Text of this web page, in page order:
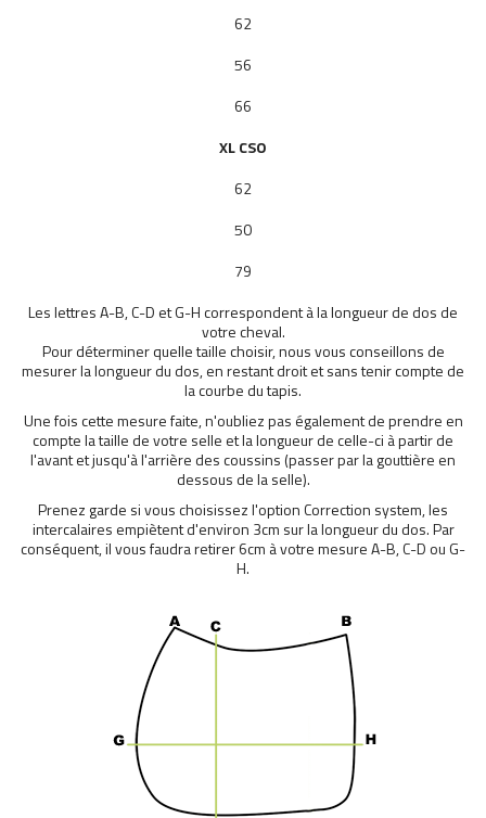
62
56
66
XLCSO
62
50
79
Les lettres A-B, C-D et G-H correspondent à la longueur de dos de
votre cheval.
Pour déterminer quelle taille choisir, nous vous conseillons de
mesurer la longueur du dos, en restant droit et sans tenir compte de
la courbe du tapis.
Une fois cette mesure faite, n'oubliez pas également de prendre en
compte la taille de votre selle et la longueur de celle-ci à partir de
l'avant et jusqu'à l'arrière des coussins (passer par la gouttière en
dessous de la selle).
Prenez garde si vous choisissez l'option Correction system, les
intercalaires empiètent d'environ 3cm sur la longueur du dos. Par
conséquent, il vous faudra retirer 6cm à votre mesure A-B, C-D ou G-
H.